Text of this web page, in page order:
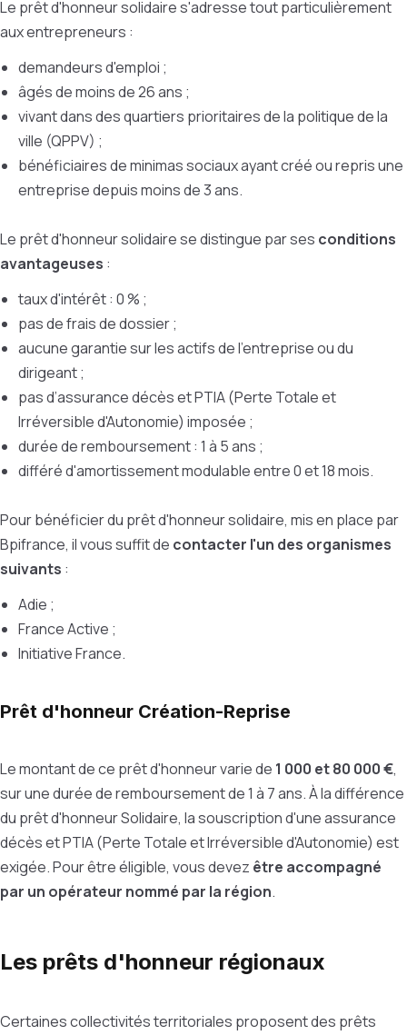
Le prêt d'honneur solidaire s'adresse tout particulièrement
aux entrepreneurs :
demandeurs d'emploi ;
âgés de moins de 26 ans ;
vivant dans des quartiers prioritaires de la politique de la
ville (QPPV) ;
bénéficiaires de minimas sociaux ayant créé ou repris une
entreprise depuis moins de 3 ans.
Le prêt d'honneur solidaire se distingue par ses conditions
avantageuses :
taux d'intérêt : 0 % ;
pas de frais de dossier ;
aucune garantie sur les actifs de l'entreprise ou du
dirigeant ;
pas d’assurance décès et PTIA (Perte Totale et
Irréversible d'Autonomie) imposée ;
durée de remboursement : 1 à 5 ans ;
différé d'amortissement modulable entre 0 et 18 mois.
Pour bénéficier du prêt d'honneur solidaire, mis en place par
Bpifrance, il vous suffit de contacter l'un des organismes
suivants :
Adie ;
France Active ;
Initiative France.
Prêt d'honneur Création-Reprise
Le montant de ce prêt d'honneur varie de 1 000 et 80 000 €,
sur une durée de remboursement de 1 à 7 ans.Àla différence
du prêt d'honneur Solidaire, la souscription d'une assurance
décès et PTIA (Perte Totale et Irréversible d'Autonomie) est
exigée. Pour être éligible, vous devez être accompagné
par un opérateur nommé par la région.
Les prêts d'honneur régionaux
Certaines collectivités territoriales proposent des prêts